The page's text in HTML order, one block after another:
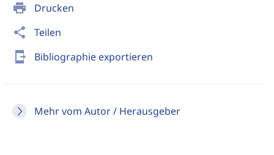
print Drucken
share Teilen
send_to_mobile Bibliographie exportieren
Mehr vom Autor / Herausgeber